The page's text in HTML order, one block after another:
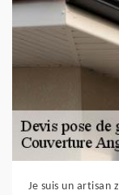
Je suis un artisan